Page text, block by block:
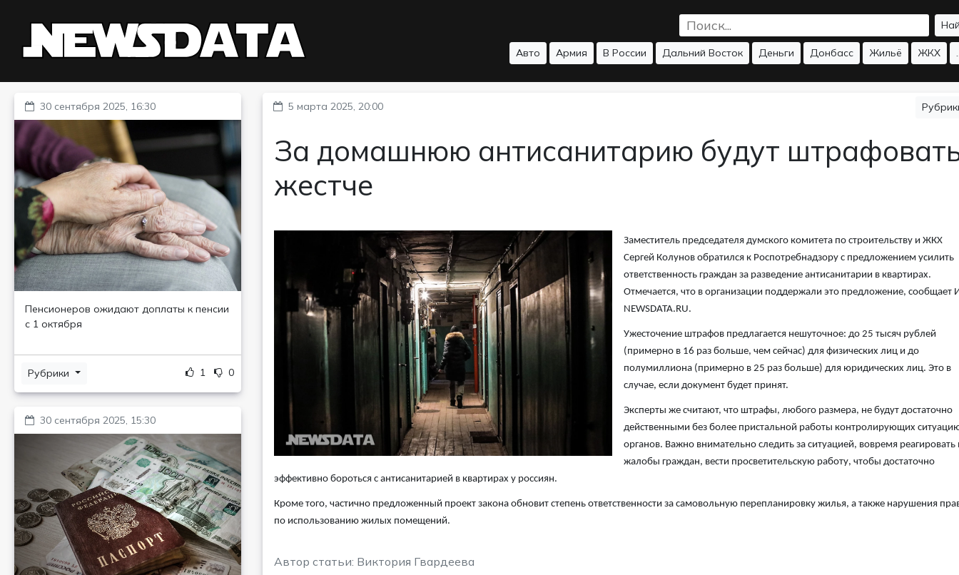
Авто Армия В России Дальний Восток Деньги Донбасс Жильё ЖКХ
30 сентября 2025, 16:30
Пенсионеров ожидают доплаты к пенсии
с 1 октября
Рубрики 1 0
30 сентября 2025, 15:30
5 марта 2025, 20:00
За домашнюю антисанитарию будут
жестче
Заместитель председателя думского комитета по строительству и ЖКХ
Сергей Колунов обратился к Роспотребнадзору с предложением усилить
ответственность граждан за разведение антисанитарии в квартирах.
Отмечается, что в организации поддержали это предложение, сообщает
NEWSDATA.RU.
Ужесточение штрафов предлагается нешуточное: до 25 тысяч рублей
(примерно в 16 раз больше, чем сейчас) для физических лиц и до
полумиллиона (примерно в 25 раз больше) для юридических лиц. Это в
случае, если документ будет принят.
Эксперты же считают, что штрафы, любого размера, не будут достаточно
действенными без более пристальной работы контролирующих
органов. Важно внимательно следить за ситуацией, вовремя реагировать
жалобы граждан, вести просветительскую работу, чтобы достаточно
эффективно бороться с антисанитарией в квартирах у россиян.
Кроме того, частично предложенный проект закона обновит степень ответственности за самовольную перепланировку жилья, а также нарушения
по использованию жилых помещений.
Автор статьи: Виктория Гвардеева